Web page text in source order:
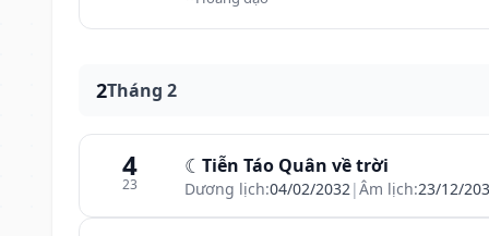
2Tháng 2
4
23
☾ Tiễn Táo Quân về trời
Dương lịch:04/02/2032|Âm lịch:23/12/